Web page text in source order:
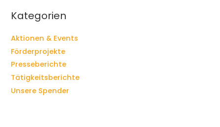
i
vKategorien
Aktionen & Events
Förderprojekte
Presseberichte
Tätigkeitsberichte
Unsere Spender